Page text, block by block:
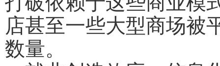
店甚至一些大型商场被
数量。